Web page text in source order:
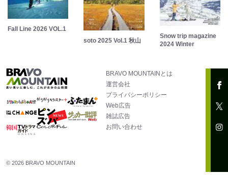
Fall Line 2026 VOL.1
soto 2025 Vol.1 秋山
Snow trip magazine
2024 Winter
BRAVO MOUNTAINとは
運営会社
プライバシーポリシー
Web広告
雑誌広告
お問い合わせ
© 2026 BRAVO MOUNTAIN